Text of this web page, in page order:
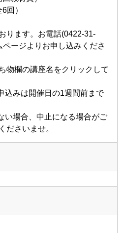
回）
ります。お電話(0422-31-
ージよりお申し込みくださ
物欄の講座名をクリックして
込みは開催日の1週間前まで
い場合、中止になる場合がご
ださいませ。